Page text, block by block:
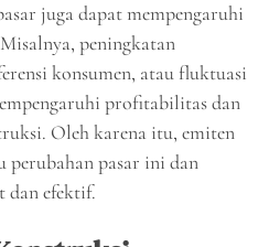
juga dapat mempengaruhi
peningkatan
konsumen, atau fluktuasi
profitabilitas dan
Oleh karena itu, emiten
pasar ini dan
dan efektif.